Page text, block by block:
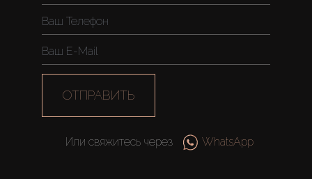
Продажа
Новостройки
AX Journal
ОТПРАВИТЬ
Или свяжитесь через WhatsApp